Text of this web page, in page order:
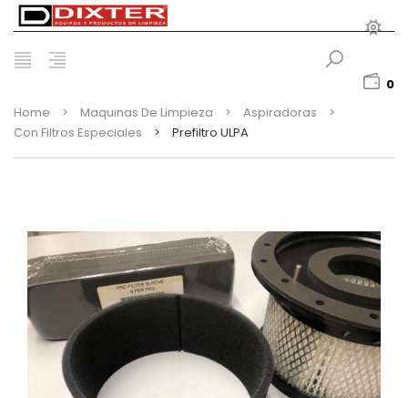
0
Home
> Maquinas De Limpieza > Aspiradoras
>
Con Filtros Especiales
> Prefiltro ULPA